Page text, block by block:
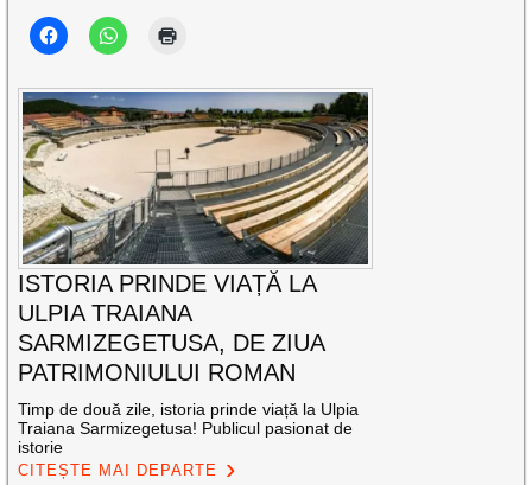
ISTORIA PRINDE VIAȚĂ LA
ULPIA TRAIANA
SARMIZEGETUSA, DE ZIUA
PATRIMONIULUI ROMAN
Timp de două zile, istoria prinde viață la Ulpia
Traiana Sarmizegetusa! Publicul pasionat de
istorie
CITEȘTE MAI DEPARTE